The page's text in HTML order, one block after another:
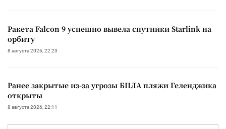
Ракета Falcon 9 успешно вывела спутники Starlink на
орбиту
8 августа 2026, 22:23
Ранее закрытые из-за угрозы БПЛА пляжи Геленджика
открыты
8 августа 2026, 22:11